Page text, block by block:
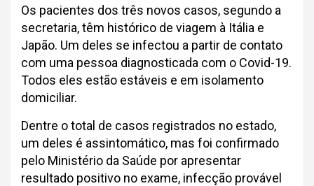
Os pacientes dos três novos casos, segundo a
secretaria, têm histórico de viagem à Itália e
Japão. Um deles se infectou a partir de contato
com uma pessoa diagnosticada com o Covid-19.
Todos eles estão estáveis e em isolamento
domiciliar.
Dentre o total de casos registrados no estado,
um deles é assintomático, mas foi confirmado
pelo Ministério da Saúde por apresentar
resultado positivo no exame, infecção provável